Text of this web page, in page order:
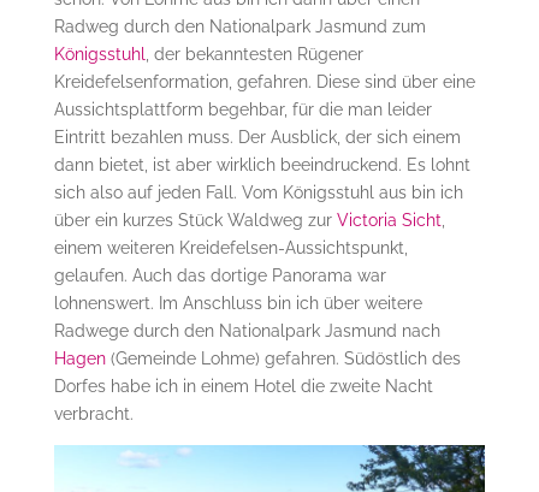
Radweg durch den Nationalpark Jasmund zum
Königsstuhl, der bekanntesten Rügener
Kreidefelsenformation, gefahren. Diese sind über eine
Aussichtsplattform begehbar, für die man leider
Eintritt bezahlen muss. Der Ausblick, der sich einem
dann bietet, ist aber wirklich beeindruckend. Es lohnt
sich also auf jeden Fall. Vom Königsstuhl aus bin ich
über ein kurzes Stück Waldweg zur Victoria Sicht,
einem weiteren Kreidefelsen-Aussichtspunkt,
gelaufen. Auch das dortige Panorama war
lohnenswert. Im Anschluss bin ich über weitere
Radwege durch den Nationalpark Jasmund nach
Hagen(Gemeinde Lohme) gefahren. Südöstlich des
Dorfes habe ich in einem Hotel die zweite Nacht
verbracht.